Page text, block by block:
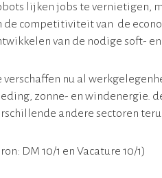
lijken jobs te vernietigen,
de competitiviteit van de
van de nodige soft-
verschaffen nu al
zonne- en windenergie.
andere sectoren
DM 10/1 en Vacature 10/1)